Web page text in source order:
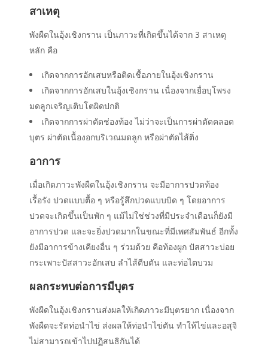
สาเหตุ
พังผืดในอุ้งเชิงกราน เป็นภาวะที่เกิดขึ้นได้จาก 3 สาเหตุ
หลัก คือ
เกิดจากการอักเสบหรือติดเชื้อภายในอุ้งเชิงกราน
เกิดจากการอักเสบในอุ้งเชิงกราน เนื่องจากเยื่อบุโพรง
มดลูกเจริญเติบโตผิดปกติ
เกิดจากการผ่าตัดช่องท้อง ไม่ว่าจะเป็นการผ่าตัดคลอด
บุตร ผ่าตัดเนื้องอกบริเวณมดลูก หรือผ่าตัดไส้ติ่ง
อาการ
เมื่อเกิดภาวะพังผืดในอุ้งเชิงกราน จะมีอาการปวดท้อง
เรื้อรัง ปวดแบบตื้อ ๆ หรือรู้สึกปวดแบบบิด ๆ โดยอาการ
ปวดจะเกิดขึ้นเป็นพัก ๆ แม้ไม่ใช่ช่วงที่มีประจำเดือนก็ยังมี
อาการปวด และจะยิ่งปวดมากในขณะที่มีเพศสัมพันธ์ อีกทั้ง
ยังมีอาการข้างเคียงอื่น ๆ ร่วมด้วย คือท้องผูก ปัสสาวะบ่อย
กระเพาะปัสสาวะอักเสบ ลำไส้ตีบตัน และท่อไตบวม
ผลกระทบต่อการมีบุตร
พังผืดในอุ้งเชิงกรานส่งผลให้เกิดภาวะมีบุตรยาก เนื่องจาก
พังผืดจะรัดท่อนำไข่ ส่งผลให้ท่อนำไข่ตัน ทำให้ไข่และอสุจิ
ไม่สามารถเข้าไปปฏิสนธิกันได้